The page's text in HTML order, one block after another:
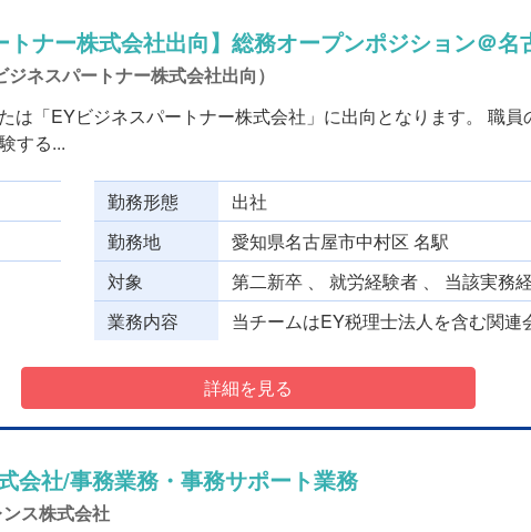
トナー株式会社出向】総務オープンポジション＠名
ネスパートナー株式会社出向）
は「EYビジネスパートナー株式会社」に出向となります。 職員
する...
勤務形態
出社
勤務地
愛知県名古屋市中村区 名駅
対象
第二新卒 、 就労経験者 、 当該実務
業務内容
当チームはEY税理⼠法⼈を含む関連
詳細を見る
会社/事務業務・事務サポート業務
ス株式会社